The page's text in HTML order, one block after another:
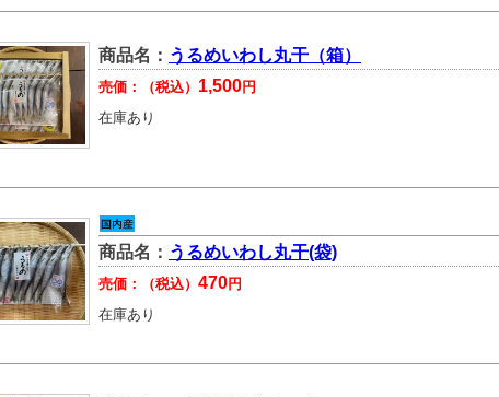
商品名： うるめいわし丸干（箱）
売価：（税込） 1,500円
在庫あり
商品名： うるめいわし丸干(袋)
売価：（税込） 470円
在庫あり